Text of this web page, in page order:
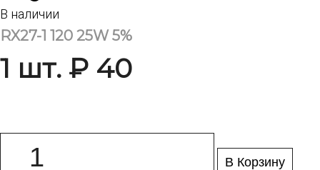
В наличии
RX27-1 120 25W 5%
1 шт. ₽ 40
В Корзину